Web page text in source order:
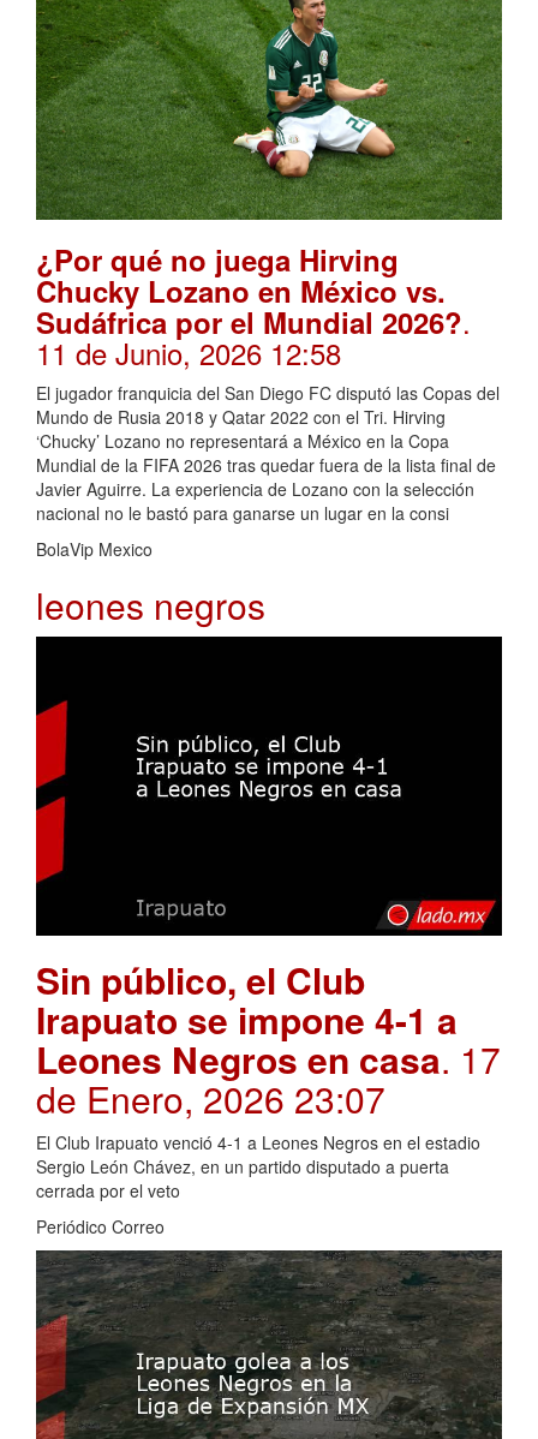
¿Por qué no juega Hirving
Chucky Lozano en México vs.
Sudáfrica por el Mundial 2026?.
11 de Junio, 2026 12:58
El jugador franquicia del San Diego FC disputó las Copas del
Mundo de Rusia 2018 y Qatar 2022 con el Tri. Hirving
‘Chucky’ Lozano no representará a México en la Copa
Mundial de la FIFA 2026 tras quedar fuera de la lista final de
Javier Aguirre. La experiencia de Lozano con la selección
nacional no le bastó para ganarse un lugar en la consi
BolaVip Mexico
leones negros
Sin público, el Club
Irapuato se impone 4-1 a
Leones Negros en casa. 17
de Enero, 2026 23:07
El Club Irapuato venció 4-1 a Leones Negros en el estadio
Sergio León Chávez, en un partido disputado a puerta
cerrada por el veto
Periódico Correo